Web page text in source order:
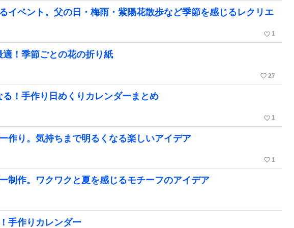
イベント。父の日・梅雨・紫陽花散歩など季節を感じるレクリエ
favorite_border 1
適！季節ごとの花の折り紙
favorite_border 27
る！手作り日めくりカレンダーまとめ
favorite_border 1
作り。気持ちまで明るくなる楽しいアイデア
favorite_border 1
制作。ワクワクと夏を感じるモチーフのアイデア
手作りカレンダー